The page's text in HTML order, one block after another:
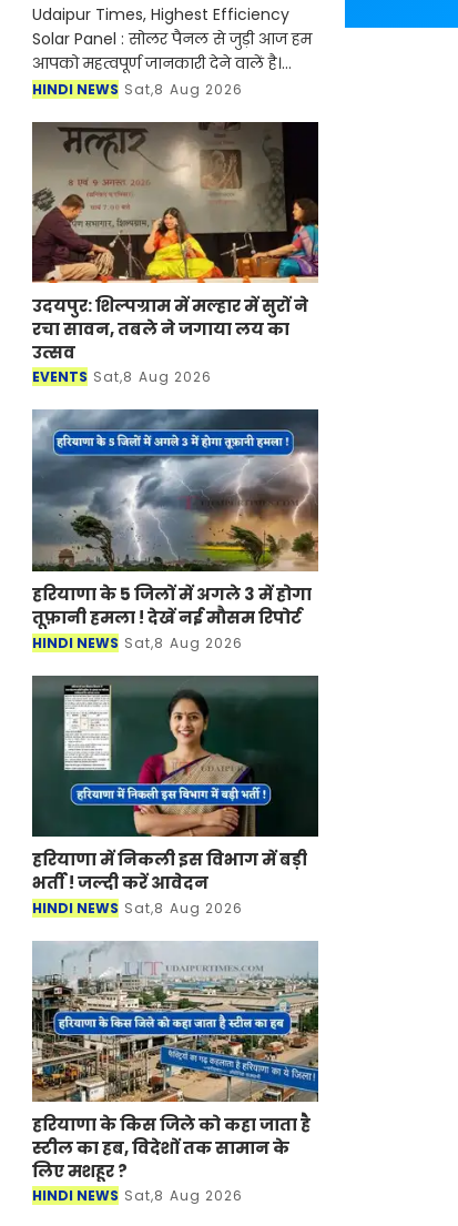
Udaipur Times, Highest Efficiency
Solar Panel : सोलर पैनल से जुड़ी आज हम
आपको महत्वपूर्ण जानकारी देने वालें है।
आर्टिफिशियल इंटेलिजेंस (AI) और
Panel) के क्षेत्र
HINDI NEWS Sat,8 Aug 2026
उदयपुर: शिल्पग्राम में मल्हार में सुरों ने
रचा सावन, तबले ने जगाया लय का
उत्सव
EVENTS Sat,8 Aug 2026
हरियाणा के 5 जिलों में अगले 3 में होगा
तूफ़ानी हमला ! देखें नई मौसम रिपोर्ट
HINDI NEWS Sat,8 Aug 2026
हरियाणा में निकली इस विभाग में बड़ी
भर्ती ! जल्दी करें आवेदन
HINDI NEWS Sat,8 Aug 2026
हरियाणा के किस जिले को कहा जाता है
स्टील का हब, विदेशों तक सामान के
लिए मशहूर ?
HINDI NEWS Sat,8 Aug 2026